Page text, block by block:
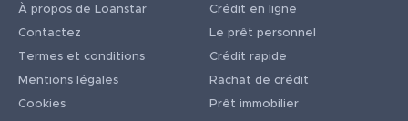
À propos de Loanstar
Contactez
Termes et conditions
Mentions légales
Cookies
Crédit en ligne
Le prêt personnel
Crédit rapide
Rachat de crédit
Prêt immobilier